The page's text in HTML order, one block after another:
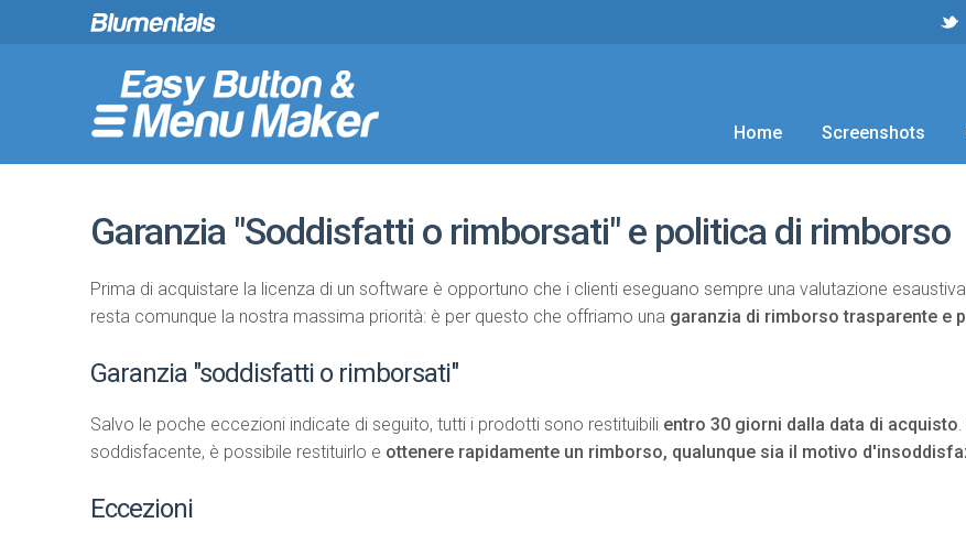
Home Screenshots
Garanzia "Soddisfatti o rimborsati" e politica di rimborso
Prima di acquistare la licenza di un software è opportuno che i clienti eseguano sempre una valutazione
resta comunque la nostra massima priorità: è per questo che offriamo una garanzia di rimborso trasparente e
Garanzia "soddisfatti o rimborsati"
Salvo le poche eccezioni indicate di seguito, tutti i prodotti sono restituibili entro 30 giorni dalla data di acquisto
soddisfacente, è possibile restituirlo e ottenere rapidamente un rimborso, qualunque sia il motivo
Eccezioni